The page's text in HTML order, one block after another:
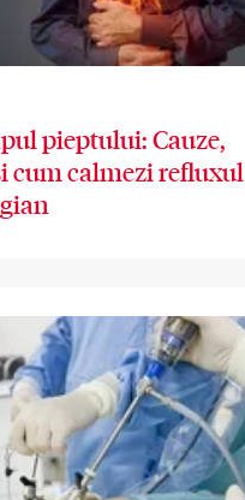
pieptului: Cauze,
cum calmezi refluxul